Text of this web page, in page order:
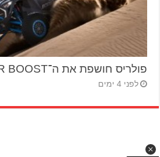
פולריס חושפת את ה־RZR PRO R BOOST טורבו
לפני 4 ימים